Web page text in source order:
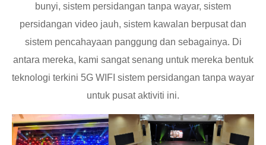
bunyi, sistem persidangan tanpa wayar, sistem
persidangan video jauh, sistem kawalan berpusat dan
sistem pencahayaan panggung dan sebagainya. Di
antara mereka, kami sangat senang untuk mereka bentuk
teknologi terkini 5G WIFI sistem persidangan tanpa wayar
untuk pusat aktiviti ini.